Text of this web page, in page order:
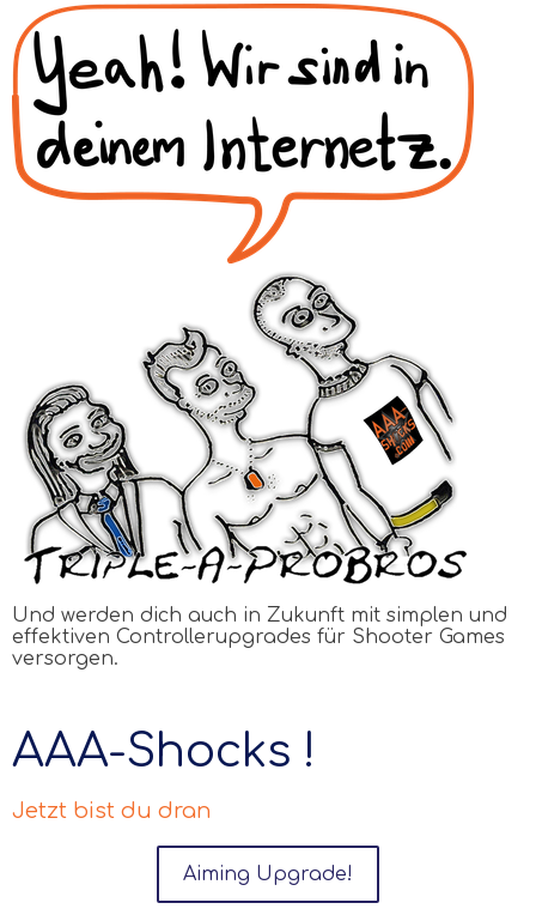
Und werden dich auch in Zukunft mit simplen und
effektiven Controllerupgrades für Shooter Games
versorgen.
AAA-Shocks !
Jetzt bist du dran
Aiming Upgrade!